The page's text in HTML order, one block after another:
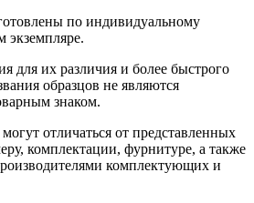
по индивидуальному
экземпляре.
для их различия и более быстрого
образцов не являются
знаком.
отличаться от представленных
комплектации, фурнитуре, а также
комплектующих и